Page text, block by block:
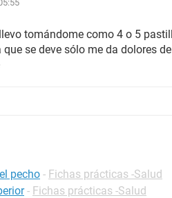
tomándome como 4 o 5
se deve sólo me da dolores
pecho - Fichas prácticas -Salud
- Fichas prácticas -Salud